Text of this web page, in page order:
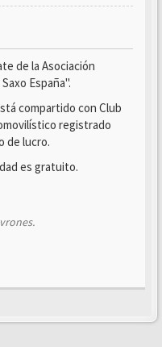
de la Asociación
España".
compartido con Club
registrado
de lucro.
es gratuito.